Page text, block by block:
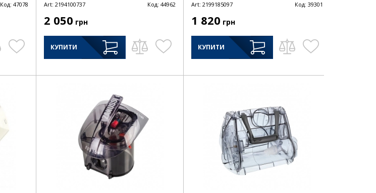
Код: 47078 Art: 2194100737 Код: 44962
2 050 грн
КУПИТИ
Art: 2199185097 Код: 39301
1 820 грн
КУПИТИ